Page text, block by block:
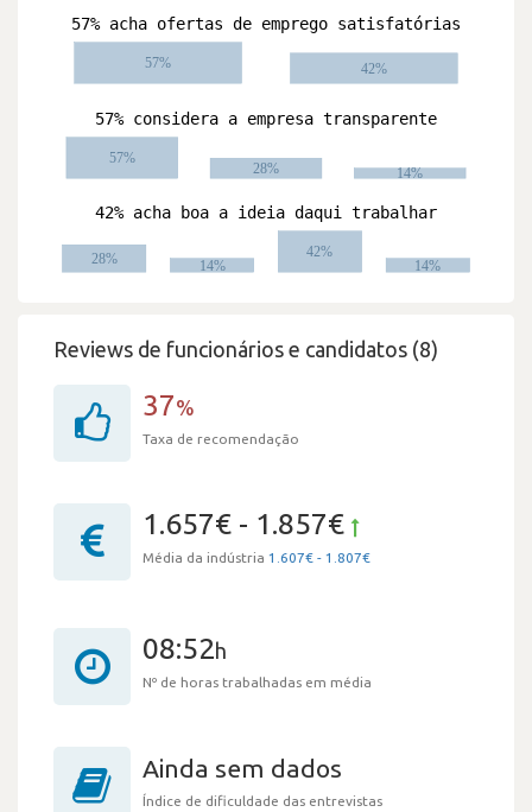
Reviews de funcionários e candidatos (8)
37%
Taxa de recomendação
1.657€ - 1.857€
Média da indústria 1.607€ - 1.807€
08:52h
Nº de horas trabalhadas em média
Ainda sem dados
Índice de dificuldade das entrevistas